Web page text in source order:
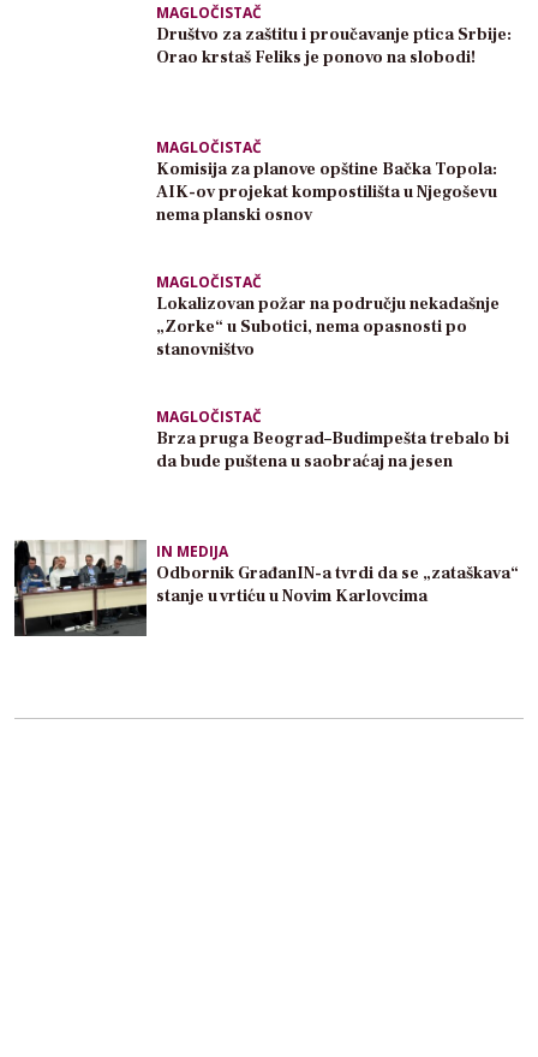
MAGLOČISTAČ
Društvo za zaštitu i proučavanje ptica Srbije:
Orao krstaš Feliks je ponovo na slobodi!
MAGLOČISTAČ
Komisija za planove opštine Bačka Topola:
AIK-ov projekat kompostilišta u Njegoševu
nema planski osnov
MAGLOČISTAČ
Lokalizovan požar na području nekadašnje
„Zorke“ u Subotici, nema opasnosti po
stanovništvo
MAGLOČISTAČ
Brza pruga Beograd–Budimpešta trebalo bi
da bude puštena u saobraćaj na jesen
IN MEDIJA
Odbornik GrađanIN-a tvrdi da se „zataškava“
stanje u vrtiću u Novim Karlovcima